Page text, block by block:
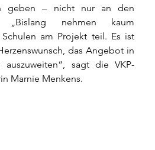
geben – nicht nur an den
„Bislang nehmen kaum
am Projekt teil. Es ist
das Angebot in
auszuweiten“, sagt die VKP-
Marnie Menkens.